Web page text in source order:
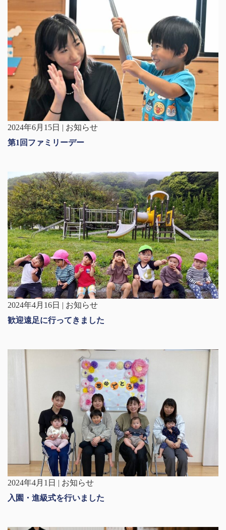
2024年6月15日 | お知らせ
第1回ファミリーデー
2024年4月16日 | お知らせ
歓迎遠足に行ってきました
2024年4月1日 | お知らせ
入園・進級式を行いました